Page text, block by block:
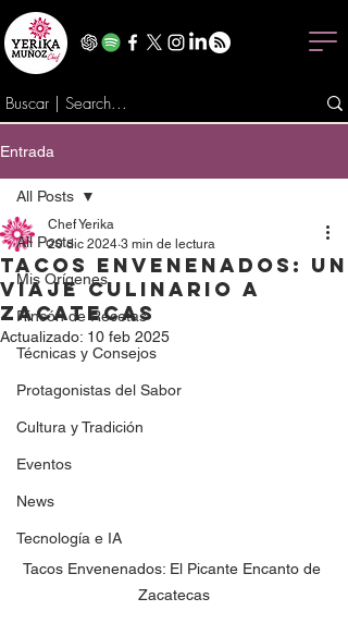
Entrada
All Posts
Mis Orígenes
Rincón de Recetas
Técnicas y Consejos
Protagonistas del Sabor
Cultura y Tradición
Eventos
News
Tecnología e IA
All Posts
Tacos Envenenados: Un
Viaje Culinario a
Zacatecas
Chef Yerika
20 dic 2024 3 min de lectura
Actualizado: 10 feb 2025
Tacos Envenenados: El Picante Encanto de
Zacatecas